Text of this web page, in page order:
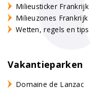
Milieusticker Frankrijk
Milieuzones Frankrijk
Wetten, regels en tips
Vakantieparken
Domaine de Lanzac